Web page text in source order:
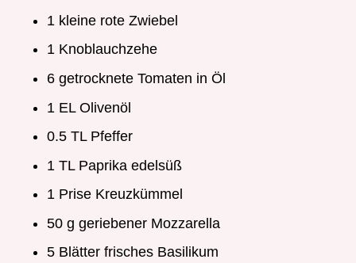
1 kleine rote Zwiebel
1 Knoblauchzehe
6 getrocknete Tomaten in Öl
1 EL Olivenöl
0.5 TL Pfeffer
1 TL Paprika edelsüß
1 Prise Kreuzkümmel
50 g geriebener Mozzarella
5 Blätter frisches Basilikum